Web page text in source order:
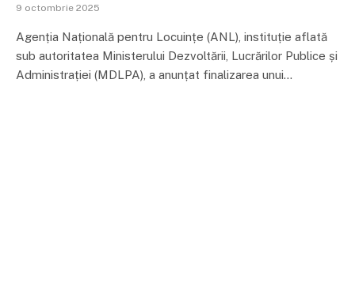
9 octombrie 2025
Agenția Națională pentru Locuințe (ANL), instituție aflată
sub autoritatea Ministerului Dezvoltării, Lucrărilor Publice și
Administrației (MDLPA), a anunțat finalizarea unui…